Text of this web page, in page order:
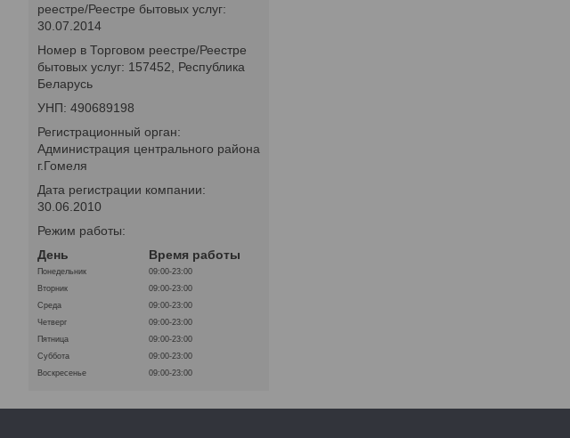
реестре/Реестре бытовых услуг:
30.07.2014
Номер в Торговом реестре/Реестре
бытовых услуг: 157452, Республика
Беларусь
УНП: 490689198
Регистрационный орган:
Администрация центрального района
г.Гомеля
Дата регистрации компании:
30.06.2010
Режим работы:
День
Время работы
Понедельник
09:00-23:00
Вторник
09:00-23:00
Среда
09:00-23:00
Четверг
09:00-23:00
Пятница
09:00-23:00
Суббота
09:00-23:00
Воскресенье
09:00-23:00